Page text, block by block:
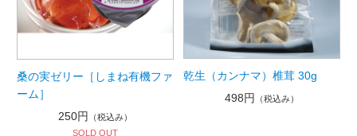
桑の実ゼリー［しまね有機ファ
ーム］
250円
（税込み）
SOLD OUT
乾生（カンナマ）椎茸 30g
498円
（税込み）